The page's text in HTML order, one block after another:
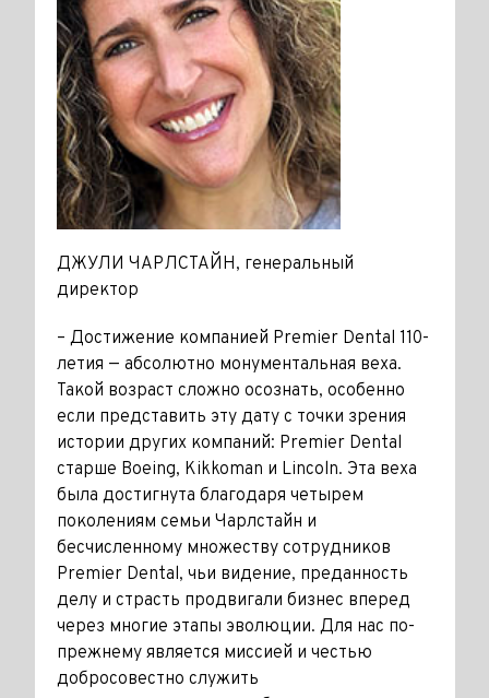
ДЖУЛИ ЧАРЛСТАЙН, генеральный
директор
– Достижение компанией Premier Dental 110-
летия — абсолютно монументальная веха.
Такой возраст сложно осознать, особенно
если представить эту дату с точки зрения
истории других компаний: Premier Dental
старше Boeing, Kikkoman и Lincoln. Эта веха
была достигнута благодаря четырем
поколениям семьи Чарлстайн и
бесчисленному множеству сотрудников
Premier Dental, чьи видение, преданность
делу и страсть продвигали бизнес вперед
через многие этапы эволюции. Для нас по-
прежнему является миссией и честью
добросовестно служить